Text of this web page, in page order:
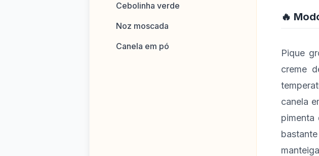
Cebolinha verde
Noz moscada
Canela em pó
🔥
Pique
creme
canela
pimenta